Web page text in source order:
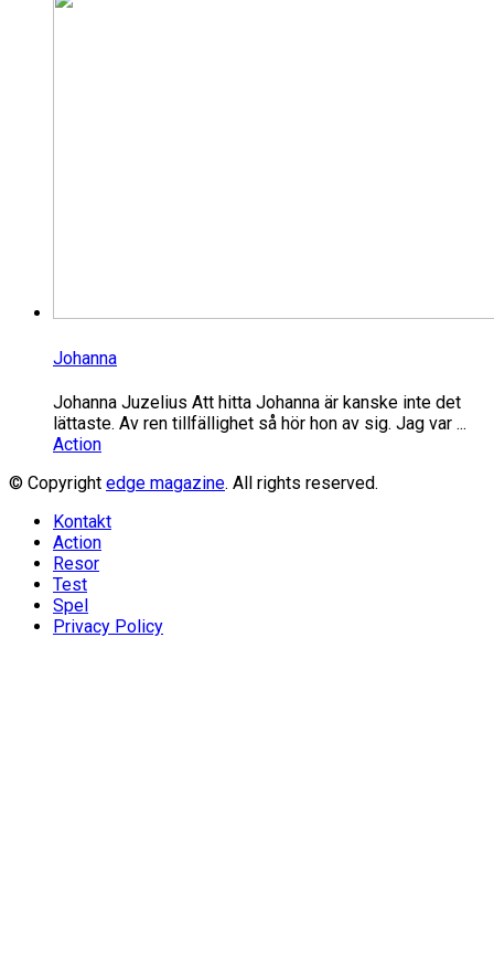
Johanna
Johanna Juzelius Att hitta Johanna är kanske inte det
lättaste. Av ren tillfällighet så hör hon av sig. Jag var ...
Action
© Copyright edge magazine. All rights reserved.
Kontakt
Action
Resor
Test
Spel
Privacy Policy